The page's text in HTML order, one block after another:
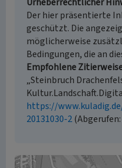
Der hier präsentierte
geschützt. Die
möglicherweise
Bedingungen, die an
Empfohlene
„Steinbruch
https://
20131030-2